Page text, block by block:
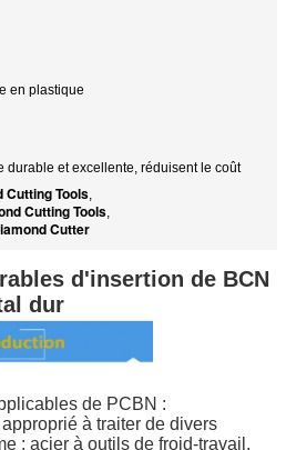
en plastique
durable et excellente, réduisent le coût
Cutting Tools,
Cutting Tools,
Cutter
d'insertion de BCN
dur
de PCBN :
à traiter de divers
: acier à outils de froid-travail,